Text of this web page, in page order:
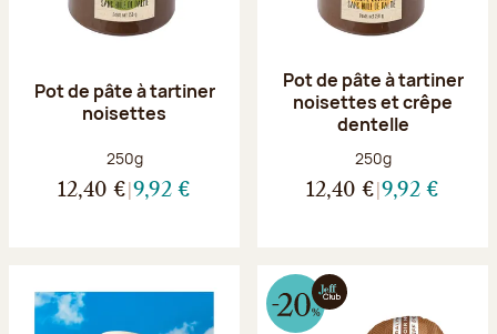
Pot de pâte à tartiner
noisettes
Poids net :
250g
12,40 € 9,92 €
Pot de pâte à tartiner
noisettes et crêpe
dentelle
Poids net :
250g
12,40 € 9,92 €